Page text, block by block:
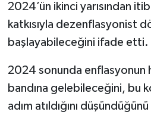
2024’ün ikinci yarısından
katkısıyla dezenflasyonist
başlayabileceğini ifade etti.
2024 sonunda enflasyonun
bandına gelebileceğini, bu
adım atıldığını